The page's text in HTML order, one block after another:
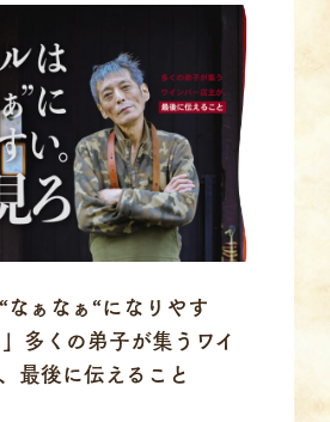
なぁなぁ“になりやす
多くの弟子が集うワイ
最後に伝えること